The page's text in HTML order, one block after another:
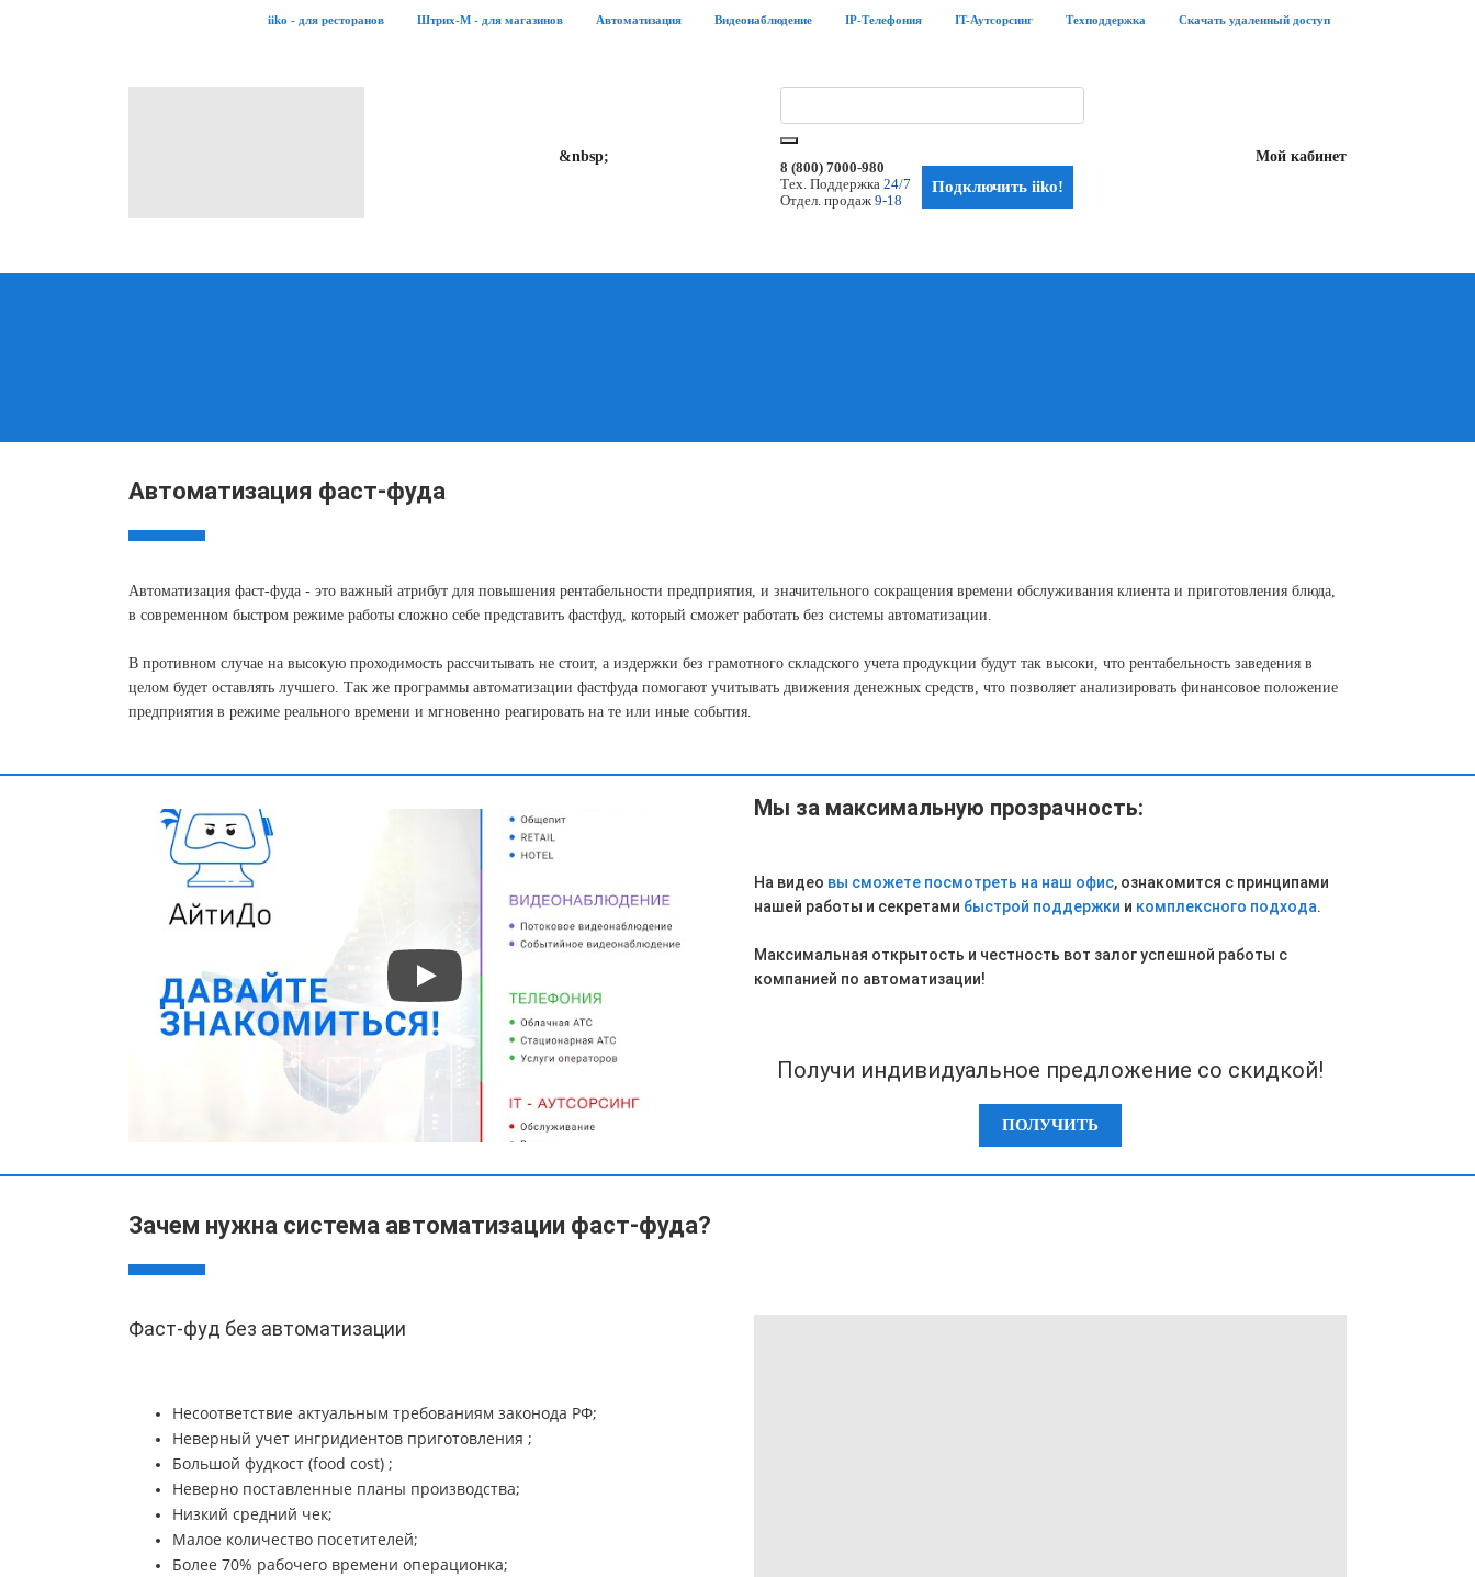
iiko - для ресторанов Штрих-М - для магазинов Автоматизация Видеонаблюдение IP-Телефония IT-Аутсорсинг Техподдержка Скачать удаленный доступ
&nbsp;
8 (800) 7000-980
Тех. Поддержка 24/7
Отдел. продаж 9-18
Подключить iiko!
Мой кабинет
Автоматизация фаст-фуда
Автоматизация фаст-фуда - это важный атрибут для повышения рентабельности предприятия, и значительного сокращения времени обслуживания клиента и приготовления блюда,
в современном быстром режиме работы сложно себе представить фастфуд, который сможет работать без системы автоматизации.
В противном случае на высокую проходимость рассчитывать не стоит, а издержки без грамотного складского учета продукции будут так высоки, что рентабельность заведения в
целом будет оставлять лучшего. Так же программы автоматизации фастфуда помогают учитывать движения денежных средств, что позволяет анализировать финансовое положение
предприятия в режиме реального времени и мгновенно реагировать на те или иные события.
Мы за максимальную прозрачность:
На видео вы сможете посмотреть на наш офис, ознакомится с принципами
нашей работы и секретами быстрой поддержки и комплексного подхода.
Максимальная открытость и честность вот залог успешной работы с
компанией по автоматизации!
Получи индивидуальное предложение со скидкой!
ПОЛУЧИТЬ
Зачем нужна система автоматизации фаст-фуда?
Фаст-фуд без автоматизации
Несоответствие актуальным требованиям законода РФ;
Неверный учет ингридиентов приготовления ;
Большой фудкост (food cost) ;
Неверно поставленные планы производства;
Низкий средний чек;
Малое количество посетителей;
Более 70% рабочего времени операционка;